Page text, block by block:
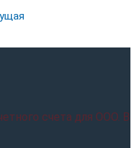
ИП в удаленной